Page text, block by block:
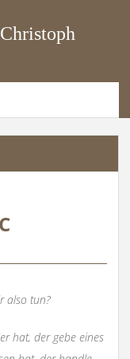
also tun?
hat, der gebe eines